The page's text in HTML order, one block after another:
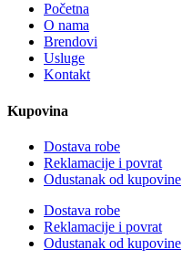
Početna
O nama
Brendovi
Usluge
Kontakt
Kupovina
Dostava robe
Reklamacije i povrat
Odustanak od kupovine
Dostava robe
Reklamacije i povrat
Odustanak od kupovine